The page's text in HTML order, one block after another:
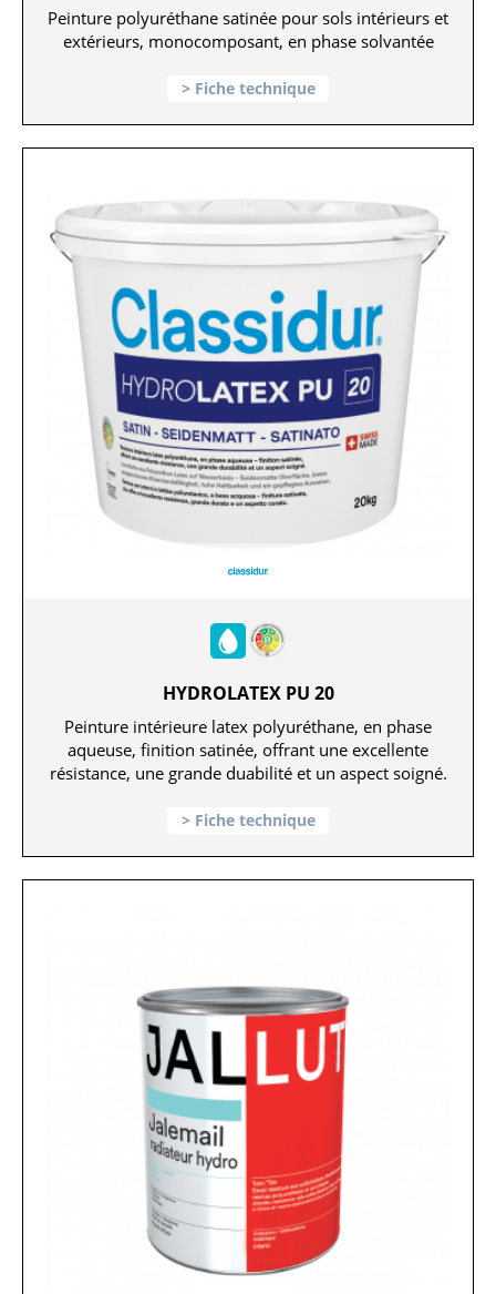
Peinture polyuréthane satinée pour sols intérieurs et
extérieurs, monocomposant, en phase solvantée
Fiche technique
HYDROLATEX PU 20
Peinture intérieure latex polyuréthane, en phase
aqueuse, finition satinée, offrant une excellente
résistance, une grande duabilité et un aspect soigné.
Fiche technique